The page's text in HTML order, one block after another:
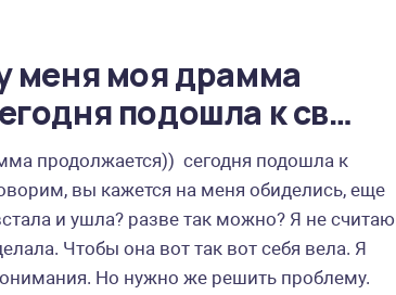
меня моя драмма
подошла к св…
продолжается))  сегодня подошла к
вы кажется на меня обиделись, еще
и ушла? разве так можно? Я не считаю
Чтобы она вот так вот себя вела. Я
Но нужно же решить проблему.